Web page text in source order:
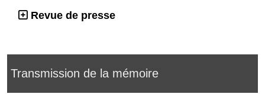
Revue de presse
Transmission de la mémoire